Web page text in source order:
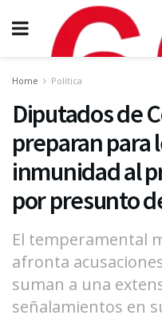
Home Política
Diputados de
preparan para
inmunidad al
por presunto
El temperamental
afronta
suman a una
señalamientos en